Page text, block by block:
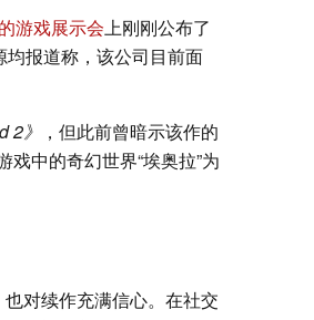
游戏展示会上刚刚公布了
报道称，该公司目前面
2》
，但此前曾暗示该作的
中的奇幻世界“埃奥拉”为
对续作充满信心。在社交